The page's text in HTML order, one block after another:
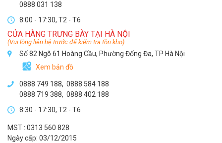
0888 031 138
8:00 - 17:30, T2 - T6
CỬA HÀNG TRƯNG BÀY TẠI HÀ NỘI
(Vui lòng liên hệ trước để kiểm tra tồn kho)
Số 82 Ngõ 61 Hoàng Cầu, Phường Đống Đa, TP Hà Nội
Xem bản đồ
0888 749 188, 0888 584 188
0888 719 388, 0888 402 188
8:30 - 17:30, T2 - T6
MST : 0313 560 828
Ngày cấp: 03/12/2015